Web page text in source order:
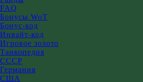
FAQ
Бонусы WoT
Бонус-код
Инвайт-код
Игровое золото
Танкопедия
СССР
Германия
США